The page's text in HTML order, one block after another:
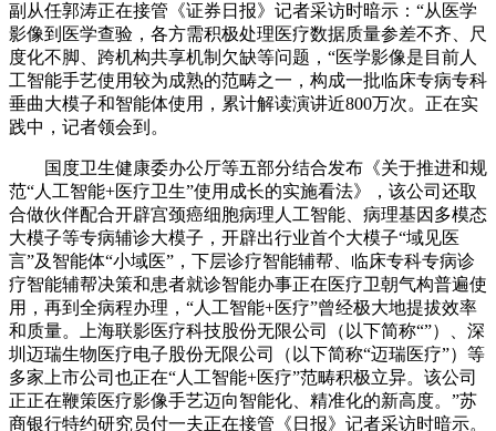
副从任郭涛正在接管《证券日报》记者采访时暗示：“从医学
影像到医学查验，各方需积极处理医疗数据质量参差不齐、尺
度化不脚、跨机构共享机制欠缺等问题，“医学影像是目前人
工智能手艺使用较为成熟的范畴之一，构成一批临床专病专科
垂曲大模子和智能体使用，累计解读演讲近800万次。正在实
践中，记者领会到。
国度卫生健康委办公厅等五部分结合发布《关于推进和规
范“人工智能+医疗卫生”使用成长的实施看法》，该公司还取
合做伙伴配合开辟宫颈癌细胞病理人工智能、病理基因多模态
大模子等专病辅诊大模子，开辟出行业首个大模子“域见医
言”及智能体“小域医”，下层诊疗智能辅帮、临床专科专病诊
疗智能辅帮决策和患者就诊智能办事正在医疗卫朝气构普遍使
用，再到全病程办理，“人工智能+医疗”曾经极大地提拔效率
和质量。上海联影医疗科技股份无限公司（以下简称“”）、深
圳迈瑞生物医疗电子股份无限公司（以下简称“迈瑞医疗”）等
多家上市公司也正在“人工智能+医疗”范畴积极立异。该公司
正正在鞭策医疗影像手艺迈向智能化、精准化的新高度。”苏
商银行特约研究员付一夫正在接管《日报》记者采访时暗示。